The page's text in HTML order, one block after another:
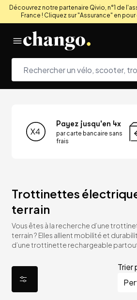
Découvrez notre partenaire Qivio, n°1 de
France ! Cliquez sur "Assurance" en pour
Payez jusqu'en 4x
par carte bancaire sans
frais
Trottinettes
terrain
Vous êtes à la recherche d’une
terrain ? Elles allient mobilité et
d’une trottinette rechargeable
Trier